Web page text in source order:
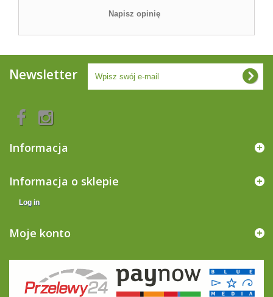
Napisz opinię
Newsletter
Informacja
Informacja o sklepie
Log in
Moje konto